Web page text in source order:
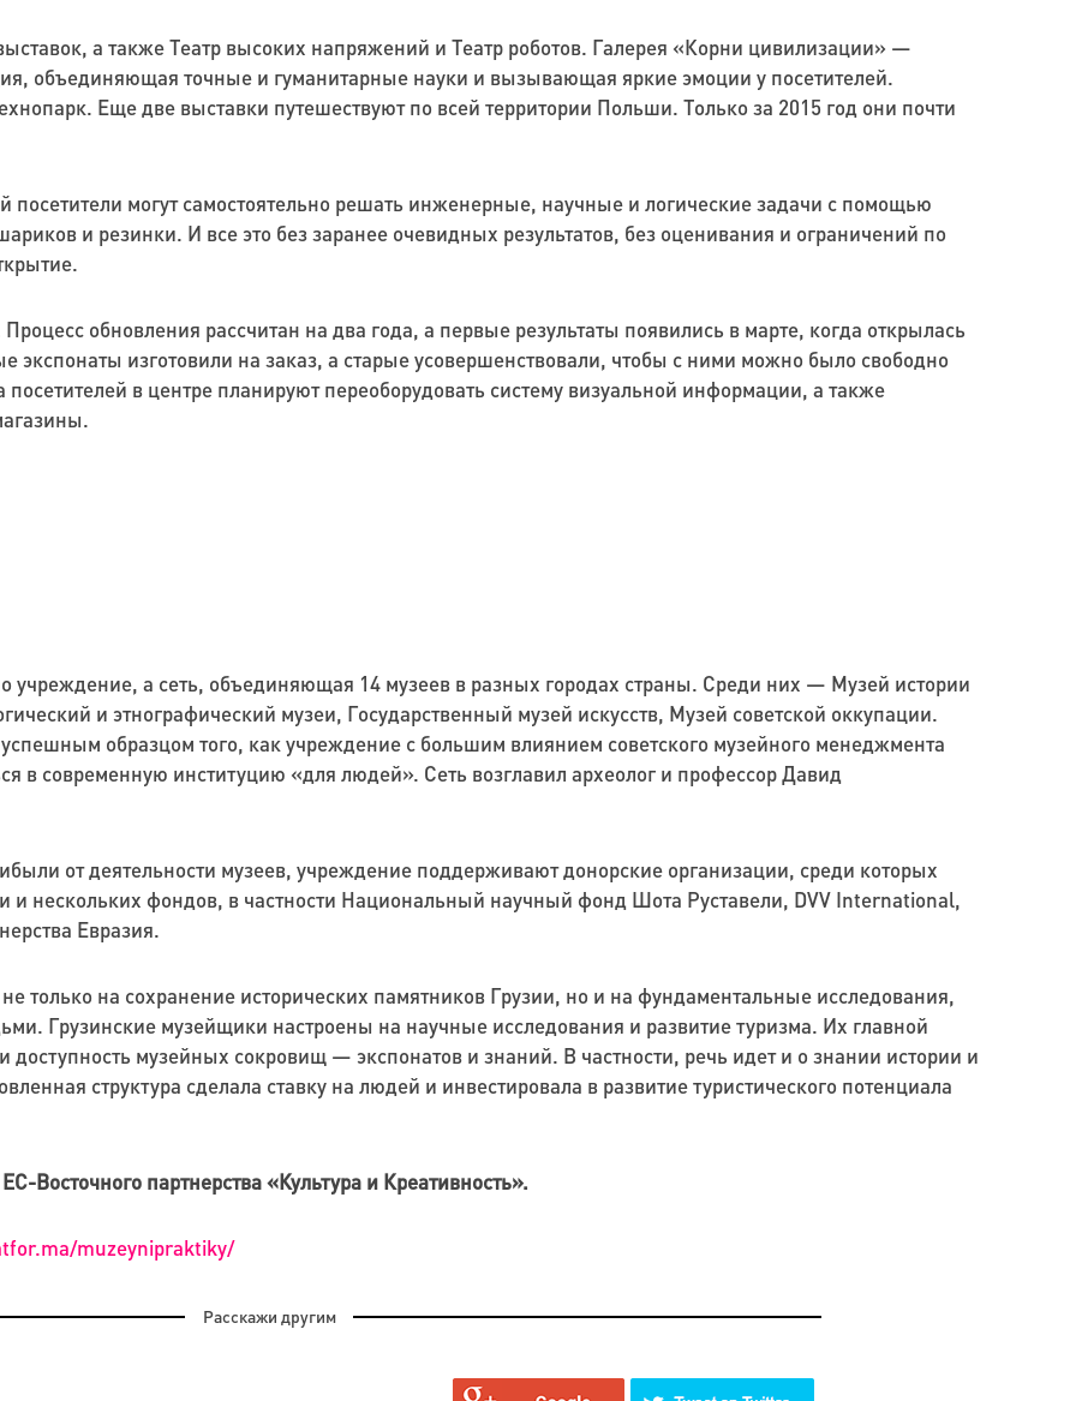
а также Театр высоких напряжений и Театр роботов. Галерея «Корни цивилизации» —
объединяющая точные и гуманитарные науки и вызывающая яркие эмоции у посетителей.
Еще две выставки путешествуют по всей территории Польши. Только за 2015 год они почти
посетители могут самостоятельно решать инженерные, научные и логические задачи с помощью
и резинки. И все это без заранее очевидных результатов, без оценивания и ограничений по
обновления рассчитан на два года, а первые результаты появились в марте, когда открылась
изготовили на заказ, а старые усовершенствовали, чтобы с ними можно было свободно
в центре планируют переоборудовать систему визуальной информации, а также
учреждение, а сеть, объединяющая 14 музеев в разных городах страны. Среди них — Музей истории
и этнографический музеи, Государственный музей искусств, Музей советской оккупации.
образцом того, как учреждение с большим влиянием советского музейного менеджмента
в современную институцию «для людей». Сеть возглавил археолог и профессор Давид
от деятельности музеев, учреждение поддерживают донорские организации, среди которых
фондов, в частности Национальный научный фонд Шота Руставели, DVV International,
Евразия.
только на сохранение исторических памятников Грузии, но и на фундаментальные исследования,
Грузинские музейщики настроены на научные исследования и развитие туризма. Их главной
доступность музейных сокровищ — экспонатов и знаний. В частности, речь идет и о знании истории и
структура сделала ставку на людей и инвестировала в развитие туристического потенциала
Восточного партнерства «Культура и Креативность».
muzeynipraktiky/
Расскажи другим